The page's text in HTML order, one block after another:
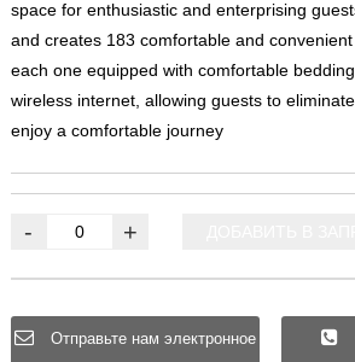
space for enthusiastic and enterprising
and creates183 comfortable and
each one equipped with comfortable
wireless internet, allowing guests to
enjoy a comfortable journey
- +
Отправьте нам электронное